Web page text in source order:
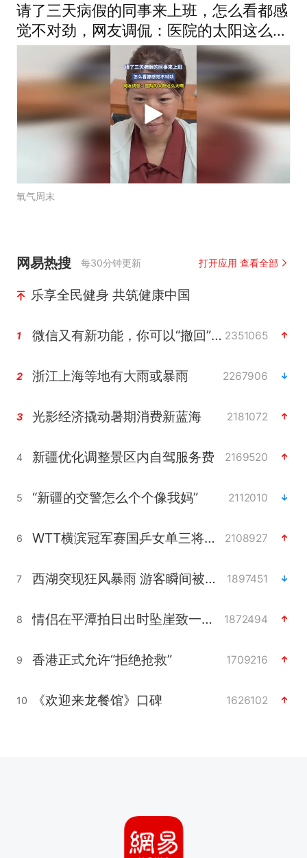
请了三天病假的同事来上班，怎么看都感
觉不对劲，网友调侃：医院的太阳这么大
啊
氧气周末
网易热搜 每30分钟更新 打开应用 查看全部
乐享全民健身 共筑健康中国
1 微信又有新功能，你可以“撤回”你的撤回了！ 2351065
2 浙江上海等地有大雨或暴雨 2267906
3 光影经济撬动暑期消费新蓝海 2181072
4 新疆优化调整景区内自驾服务费 2169520
5 “新疆的交警怎么个个像我妈” 2112010
6 WTT横滨冠军赛国乒女单三将晋级四强 2108927
7 西湖突现狂风暴雨 游客瞬间被浇透 1897451
8 情侣在平潭拍日出时坠崖致一死一伤 1872494
9 香港正式允许“拒绝抢救” 1709216
10 《欢迎来龙餐馆》口碑 1626102